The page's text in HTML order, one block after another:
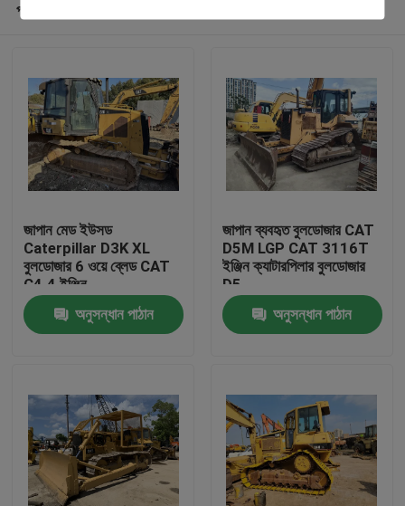
পণ্য
আমাদের সম্পর্কে
প্রস্তাবিত পণ্য
জাপান মেড ইউসড
Caterpillar D3K XL
বুলডোজার 6 ওয়ে ব্লেড CAT
C4.4 ইঞ্জিন
অনুসন্ধান পাঠান
জাপান ব্যবহৃত বুলডোজার CAT
D5M LGP CAT 3116T
ইঞ্জিন ক্যাটারপিলার বুলডোজার
D5
অনুসন্ধান পাঠান